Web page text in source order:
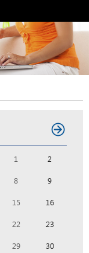
1 2
8 9
15 16
22 23
29 30